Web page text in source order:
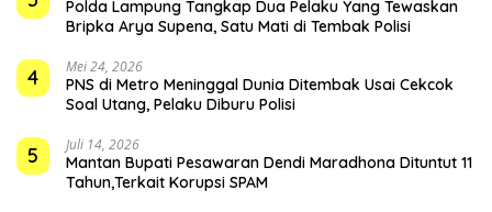
Polda Lampung Tangkap Dua Pelaku Yang Tewaskan
Bripka Arya Supena, Satu Mati di Tembak Polisi
4 Mei 24, 2026
PNS di Metro Meninggal Dunia Ditembak Usai Cekcok
Soal Utang, Pelaku Diburu Polisi
5 Juli 14, 2026
Mantan Bupati Pesawaran Dendi Maradhona Dituntut 11
Tahun,Terkait Korupsi SPAM